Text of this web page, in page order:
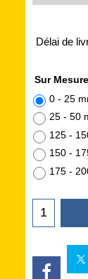
€
Délai de
Sur
0 - 25
25 - 50
125 -
150 -
175 -